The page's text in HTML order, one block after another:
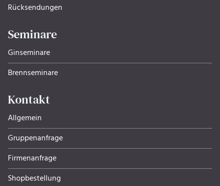
Rücksendungen
Seminare
Ginseminare
Brennseminare
Kontakt
Allgemein
Gruppenanfrage
Firmenanfrage
Shopbestellung